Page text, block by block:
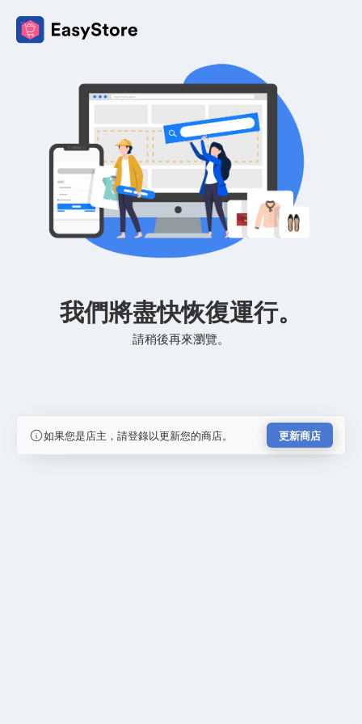
我們將盡快恢復運行。
請稍後再來瀏覽。
如果您是店主，請登錄以更新您的商店。 更新商店